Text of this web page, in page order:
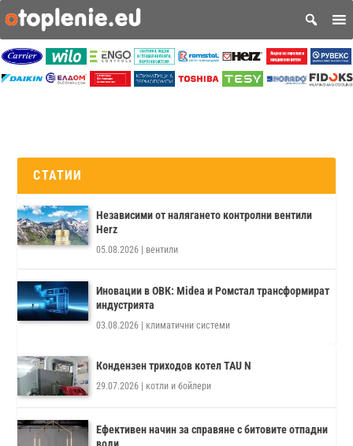
СТАТИИ
Независими от налягането контролни вентили
Herz
05.08.2026 | вентили
Иновации в ОВК: Midea и Ромстал трансформират
индустрията
03.08.2026 | климатични системи
Кондензен триходов котел TAU N
29.07.2026 | котли и бойлери
Ефективен начин за справяне с битовите отпадни
води